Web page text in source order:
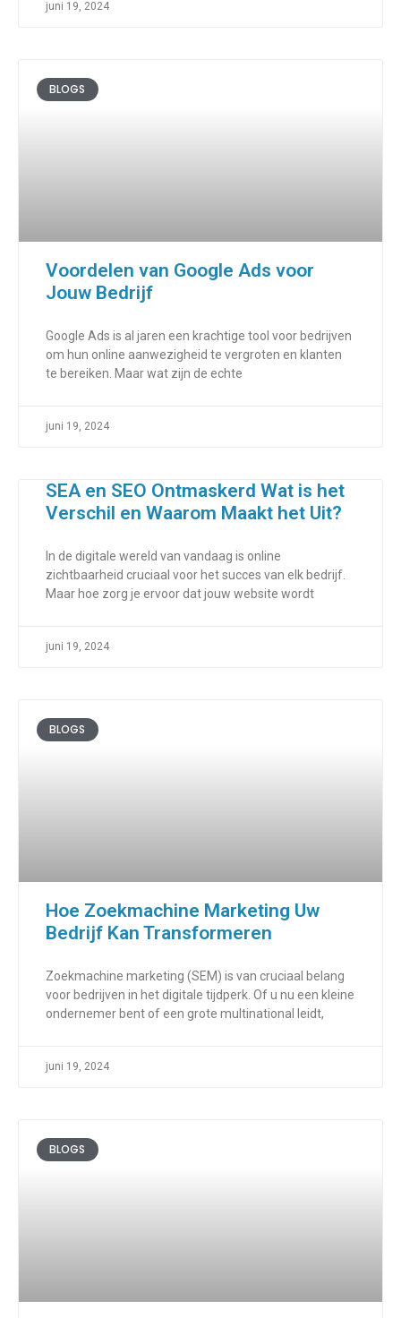
juni 19, 2024
BLOGS
Voordelen van Google Ads voor
Jouw Bedrijf
Google Ads is al jaren een krachtige tool voor bedrijven
om hun online aanwezigheid te vergroten en klanten
te bereiken. Maar wat zijn de echte
juni 19, 2024
SEA en SEO Ontmaskerd Wat is het
Verschil en Waarom Maakt het Uit?
In de digitale wereld van vandaag is online
zichtbaarheid cruciaal voor het succes van elk bedrijf.
Maar hoe zorg je ervoor dat jouw website wordt
juni 19, 2024
BLOGS
Hoe Zoekmachine Marketing Uw
Bedrijf Kan Transformeren
Zoekmachine marketing (SEM) is van cruciaal belang
voor bedrijven in het digitale tijdperk. Of u nu een kleine
ondernemer bent of een grote multinational leidt,
juni 19, 2024
BLOGS